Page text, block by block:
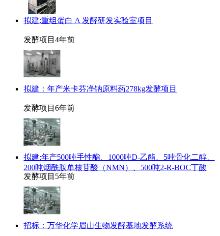
拟建:重组蛋白 A 发酵研发实验室项目
发酵项目 4年前
拟建：年产米卡芬净钠原料药278kg发酵项目
发酵项目 6年前
拟建:年产500吨手性酯、1000吨D-乙酯、5吨骨化二醇、
200吨烟酰胺单核苷酸（NMN）、500吨2-R-BOC丁酸
发酵项目 5年前
招标：万华化学眉山生物发酵基地发酵系统